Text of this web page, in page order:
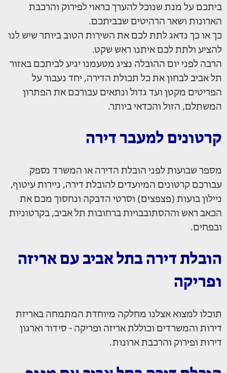
ביתכם על מנת שנוכל להערך כראוי לפירוק והרכבת
הארונות ושאר הרהיטים שבביתכם.
כך או כך נדאג לתת לכם את השירות הטוב ביותר שיש לנו
להציע ולתת לכם איתנו ראש שקט.
הרבה לפני יום ההובלה נציג מטעמנו יגיע לביתכם באזור
תל אביב לבחון את כל תכולת הדירה, יחד נעבור על
הפריטים מקטן ועד גדול ונתאים עבורכם את הפתרון
המשתלם, הזול והכדאי ביותר.
קרטונים למעבר דירה
מספר שבועות לפני הובלת הדירה או המשרד נספק
עבורכם קרטונים המיועדים להובלת דירה, ניירות עיטוף,
ניילון בועות (פצפצים) וסרטי הדבקה ונחסוך מכם את
הכאב ראש וההסתובבויות ברחובות תל אביב, בקרטוניות
ובפחים.
הובלת דירה בתל אביב עם אריזה
ופריקה
תוכלו למצוא אצלנו מחלקה מיוחדת המתמחה באריזת
דירות והמשרדים וכוללת אריזה ופריקה - סידור וארגון
דירות ופירוק והרכבת ארונות.